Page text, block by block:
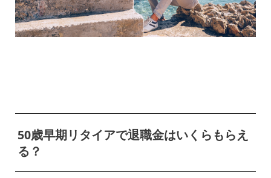
50歳早期リタイアで退職金はいくらもらえ
る？